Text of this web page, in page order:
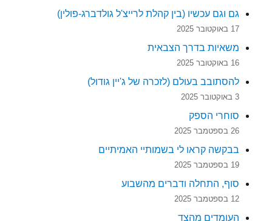
גם וגם עכשיו (בין קהלת לרייצ'ל גולדברג-פולין)
17 באוקטובר 2025
משאיות בדרך הצבאית
16 באוקטובר 2025
להסתובב בעולם (לזכרה של ג'יין גודול)
3 באוקטובר 2025
סוחרי הספק
26 בספטמבר 2025
בבקשה קראו לי בשמותיי האמיתיים
19 בספטמבר 2025
סוף, התחלה ודברים מהשבוע
12 בספטמבר 2025
העומדים מהצד